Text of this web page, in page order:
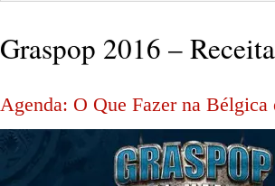
Graspop 2016 –
Agenda: O Que Fazer na Bélgica